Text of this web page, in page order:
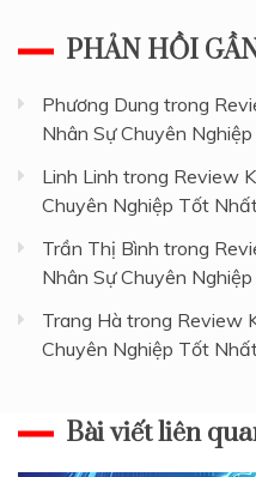
PHẢN HỒI
Phương Dung trong
Nhân Sự Chuyên
Linh Linh trong Review
Chuyên Nghiệp Tốt
Trần Thị Bình trong
Nhân Sự Chuyên
Trang Hà trong Review
Chuyên Nghiệp Tốt
Bài viết liên